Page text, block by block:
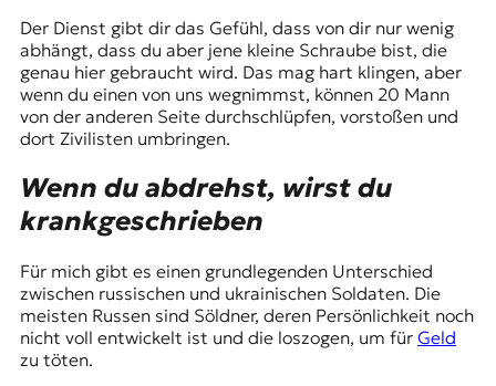
Der Dienst gibt dir das Gefühl, dass von dir nur wenig
abhängt, dass du aber jene kleine Schraube bist, die
genau hier gebraucht wird. Das mag hart klingen, aber
wenn du einen von uns wegnimmst, können 20 Mann
von der anderen Seite durchschlüpfen, vorstoßen und
dort Zivilisten umbringen.
Wenn du abdrehst, wirst du
krankgeschrieben
Für mich gibt es einen grundlegenden Unterschied
zwischen russischen und ukrainischen Soldaten. Die
meisten Russen sind Söldner, deren Persönlichkeit noch
nicht voll entwickelt ist und die loszogen, um für Geld
zu töten.